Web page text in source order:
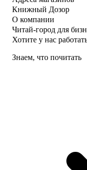
Книжный Дозор
О компании
Читай-город для
Хотите у нас
Знаем, что почитать